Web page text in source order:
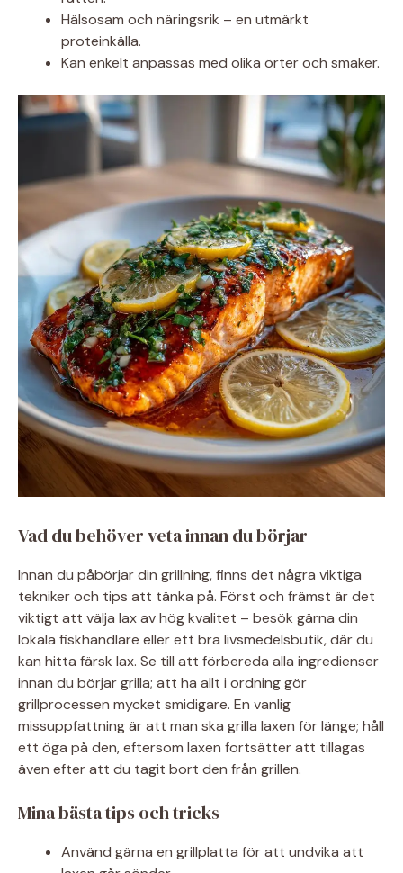
Hälsosam och näringsrik – en utmärkt
proteinkälla.
Kan enkelt anpassas med olika örter och smaker.
Vad du behöver veta innan du börjar
Innan du påbörjar din grillning, finns det några viktiga
tekniker och tips att tänka på. Först och främst är det
viktigt att välja lax av hög kvalitet – besök gärna din
lokala fiskhandlare eller ett bra livsmedelsbutik, där du
kan hitta färsk lax. Se till att förbereda alla ingredienser
innan du börjar grilla; att ha allt i ordning gör
grillprocessen mycket smidigare. En vanlig
missuppfattning är att man ska grilla laxen för länge; håll
ett öga på den, eftersom laxen fortsätter att tillagas
även efter att du tagit bort den från grillen.
Mina bästa tips och tricks
Använd gärna en grillplatta för att undvika att